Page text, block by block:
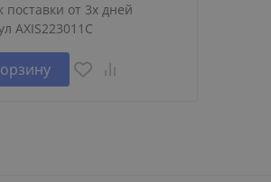
поставки от 3х дней
AXIS223011C